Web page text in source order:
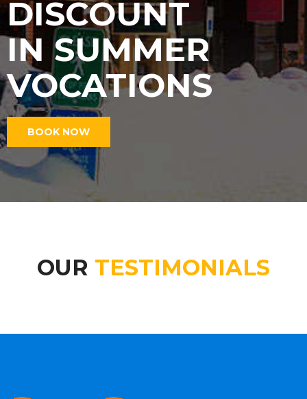
DISCOUNT
IN SUMMER
VOCATIONS
BOOK NOW
OUR TESTIMONIALS